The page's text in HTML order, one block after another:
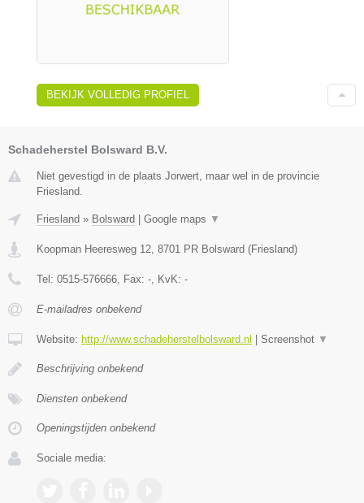
BEKIJK VOLLEDIG PROFIEL
Schadeherstel Bolsward B.V.
Niet gevestigd in de plaats Jorwert, maar wel in de provincie
Friesland.
Friesland » Bolsward Google maps ▼
Koopman Heeresweg 12, 8701 PR Bolsward (Friesland)
Tel: 0515-576666, Fax: -, KvK: -
E-mailadres onbekend
Website: http://www.schadeherstelbolsward.nl Screenshot ▼
Beschrijving onbekend
Diensten onbekend
Openingstijden onbekend
Sociale media: